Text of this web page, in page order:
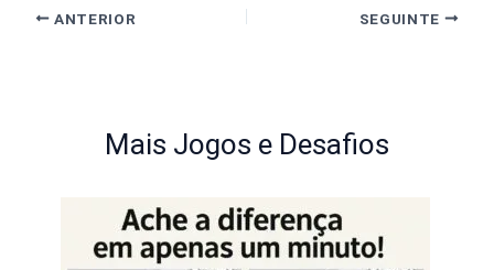
ANTERIOR SEGUINTE
Mais Jogos e Desafios